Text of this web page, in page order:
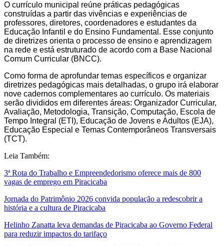
O currículo municipal reúne práticas pedagógicas
construídas a partir das vivências e experiências de
professores, diretores, coordenadores e estudantes da
Educação Infantil e do Ensino Fundamental. Esse conjunto
de diretrizes orienta o processo de ensino e aprendizagem
na rede e está estruturado de acordo com a Base Nacional
Comum Curricular (BNCC).
Como forma de aprofundar temas específicos e organizar
diretrizes pedagógicas mais detalhadas, o grupo irá elaborar
nove cadernos complementares ao currículo. Os materiais
serão divididos em diferentes áreas: Organizador Curricular,
Avaliação, Metodologia, Transição, Computação, Escola de
Tempo Integral (ETI), Educação de Jovens e Adultos (EJA),
Educação Especial e Temas Contemporâneos Transversais
(TCT).
Leia Também:
3ª Rota do Trabalho e Empreendedorismo oferece mais de 800
vagas de emprego em Piracicaba
Jornada do Patrimônio 2026 convida população a redescobrir a
história e a cultura de Piracicaba
Helinho Zanatta leva demandas de Piracicaba ao Governo Federal
para reduzir impactos do tarifaço